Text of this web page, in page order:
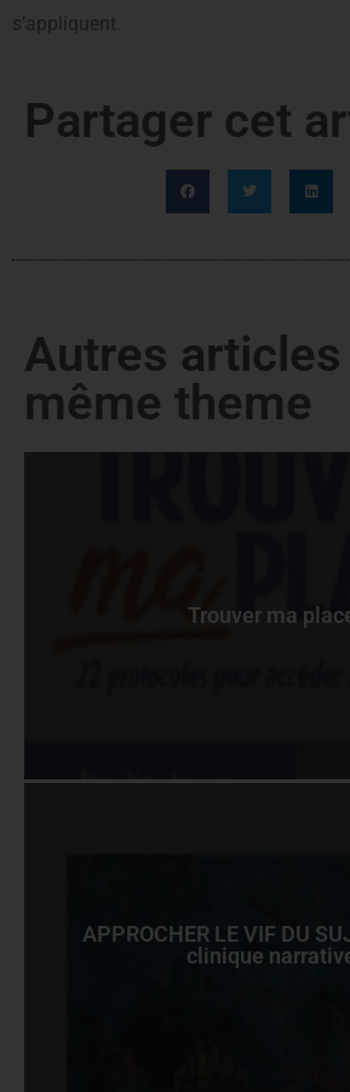
s’appliquent.
Partager cet
Autres
même theme
Trouver ma
APPROCHER LE VIF DU
clinique